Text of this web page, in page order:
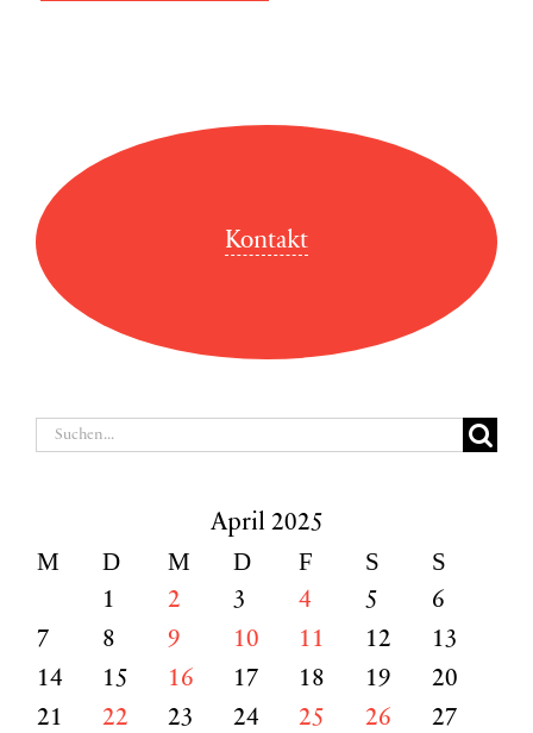
Kontakt
Suche
April 2025
M D M D F S S
1 2 3 4 5
6
7
8 9 10 11 12
13
14
15 16 17 18 19
20
21
22 23 24 25 26
27